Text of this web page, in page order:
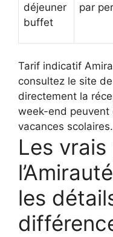
déjeuner
buffet
par
Tarif indicatif
consultez le site
directement la
week-end peuvent
vacances scolaires.
Les
les